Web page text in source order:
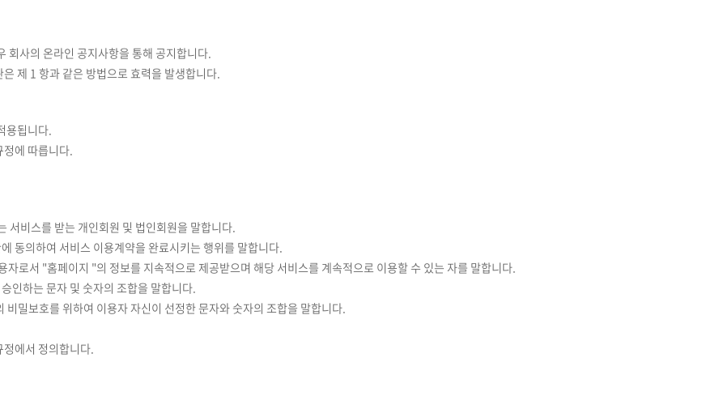
회사의 온라인 공지사항을 통해 공지합니다.
제 1 항과 같은 방법으로 효력을 발생합니다.
용됩니다.
에 따릅니다.
비스를 받는 개인회원 및 법인회원을 말합니다.
동의하여 서비스 이용계약을 완료시키는 행위를 말합니다.
로서 "홈페이지 "의 정보를 지속적으로 제공받으며 해당 서비스를 계속적으로 이용할 수 있는 자를 말합니다.
인하는 문자 및 숫자의 조합을 말합니다.
밀보호를 위하여 이용자 자신이 선정한 문자와 숫자의 조합을 말합니다.
에서 정의합니다.